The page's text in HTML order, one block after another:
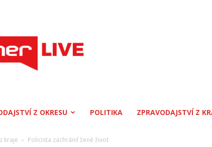
Z OKRESU POLITIKA ZPRAVODAJSTVÍ Z
kraje Policista zachránil ženě život